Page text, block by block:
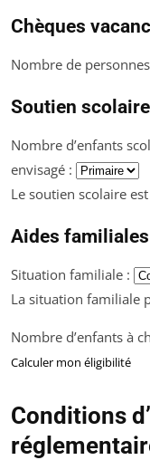
Chèques
Nombre de
Soutien scolaire
Nombre d’enfants
envisagé :
Le soutien scolaire
Aides familiales
Situation familiale :
La situation familiale
Nombre d’enfants à
Calculer mon éligibilité
Conditions